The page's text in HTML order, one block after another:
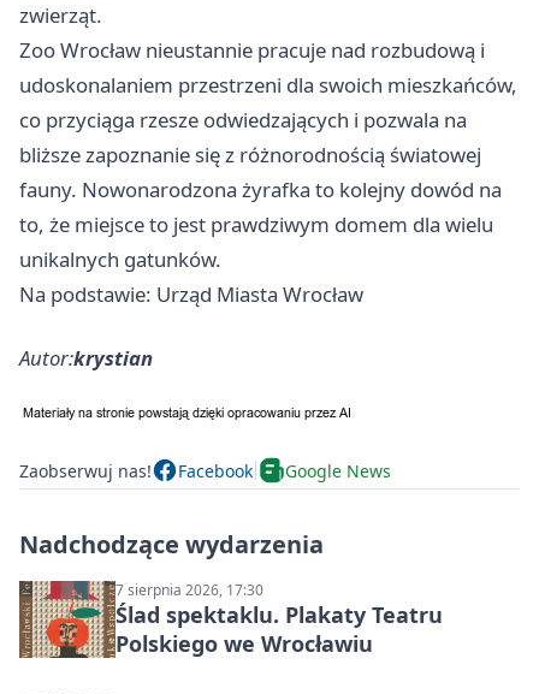
zwierząt.
ZooWrocław nieustannie pracuje nad rozbudową i
udoskonalaniem przestrzeni dla swoich mieszkańców,
co przyciąga rzesze odwiedzających i pozwala na
bliższe zapoznanie się z różnorodnością światowej
fauny. Nowonarodzona żyrafka to kolejny dowód na
to, że miejsce to jest prawdziwym domem dla wielu
unikalnych gatunków.
Na podstawie: Urząd Miasta Wrocław
Autor:krystian
Zaobserwuj nas! Facebook Google News
Nadchodzące wydarzenia
7 sierpnia 2026, 17:30
Ślad spektaklu. Plakaty Teatru
Polskiego we Wrocławiu